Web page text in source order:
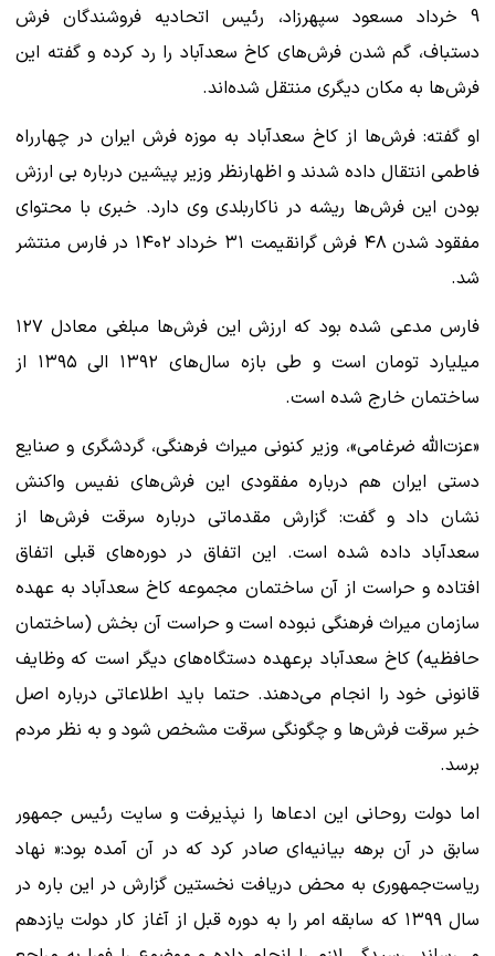
9 خرداد مسعود سپهرزاد، رئیس اتحادیه فروشندگان فرش
دستباف، گم شدن فرش‌های کاخ سعدآباد را رد کرده و گفته این
فرش‌ها به مکان دیگری منتقل شده‌اند.
او گفته: فرش‌ها از کاخ سعدآباد به موزه فرش ایران در چهارراه
فاطمی انتقال داده شدند و اظهارنظر وزیر پیشین درباره بی ارزش
بودن این فرش‌ها ریشه در ناکاربلدی وی دارد. خبری با محتوای
مفقود شدن ۴۸ فرش گرانقیمت ۳۱ خرداد ۱۴۰۲ در فارس منتشر
شد.
فارس مدعی شده بود که ارزش این فرش‌ها مبلغی معادل ۱۲۷
میلیارد تومان است و طی بازه سال‌های ۱۳۹۲ الی ۱۳۹۵ از
ساختمان خارج شده است.
«عزت‌الله ضرغامی»، وزیر کنونی میراث فرهنگی، گردشگری و صنایع
دستی ایران هم درباره مفقودی این فرش‌های نفیس واکنش
نشان داد و گفت: گزارش مقدماتی درباره سرقت فرش‌ها از
سعدآباد داده شده است. این اتفاق در دوره‌های قبلی اتفاق
افتاده و حراست از آن ساختمان مجموعه کاخ سعدآباد به عهده
سازمان میراث فرهنگی نبوده است و حراست آن بخش (ساختمان
حافظیه) کاخ سعدآباد برعهده دستگاه‌های دیگر است که وظایف
قانونی خود را انجام می‌دهند. حتما باید اطلاعاتی درباره اصل
خبر سرقت فرش‌ها و چگونگی سرقت مشخص شود و به نظر مردم
برسد.
اما دولت روحانی این ادعاها را نپذیرفت و سایت رئیس جمهور
سابق در آن برهه بیانیه‌ای صادر کرد که در آن آمده بود:« نهاد
ریاست‌جمهوری به محض دریافت نخستین گزارش در این باره در
سال ۱۳۹۹ که سابقه امر را به دوره قبل از آغاز کار دولت یازدهم